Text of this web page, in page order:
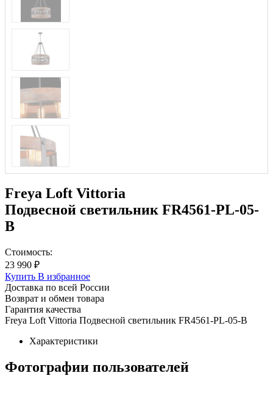
Freya Loft Vittoria
Подвесной светильник FR4561-PL-05-
B
Стоимость:
23 990 ₽
Купить В избранное
Доставка по всей России
Возврат и обмен товара
Гарантия качества
Freya Loft Vittoria Подвесной светильник FR4561-PL-05-B
Характеристики
Фотографии пользователей